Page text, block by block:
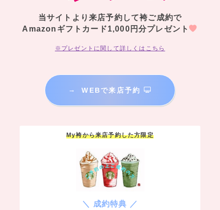
当サイトより来店予約して袴ご成約で
Amazonギフトカード1,000円分プレゼント
※プレゼントに関して詳しくはこちら
→ WEBで来店予約
My袴から来店予約した方限定
＼ 成約特典 ／